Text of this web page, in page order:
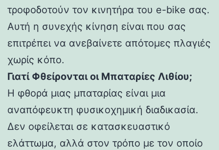
τροφοδοτούν τον κινητήρα του e-bike σας.
Αυτή η συνεχής κίνηση είναι που σας
επιτρέπει να ανεβαίνετε απότομες πλαγιές
χωρίς κόπο.
Γιατί Φθείρονται οι Μπαταρίες Λιθίου;
Η φθορά μιας μπαταρίας είναι μια
αναπόφευκτη φυσικοχημική διαδικασία.
Δεν οφείλεται σε κατασκευαστικό
ελάττωμα, αλλά στον τρόπο με τον οποίο